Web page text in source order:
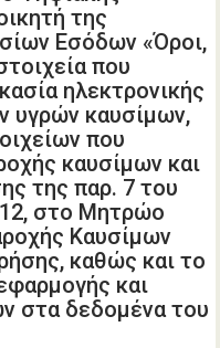
της
Εσόδων «Όροι,
που
ηλεκτρονικής
υγρών καυσίμων,
που
καυσίμων και
της παρ. 7 του
στο Μητρώο
Καυσίμων
καθώς και το
και
στα δεδομένα του